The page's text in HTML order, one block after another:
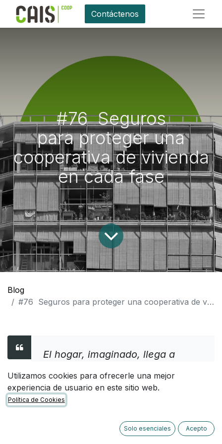
Contáctenos
#76 Seguros
para proteger una
cooperativa de vivienda
en cada fase
Blog
#76 Seguros para proteger una cooperativa de vivienda en cada fase
El hogar, imaginado, llega a
ningún otro lugar, pero no
puedes llegar a él a menos que
tu gente te enseñe a imaginarlo
Utilizamos cookies para ofrecerle una mejor
experiencia de usuario en este sitio web.
Política de Cookies
Solo esenciales Acepto